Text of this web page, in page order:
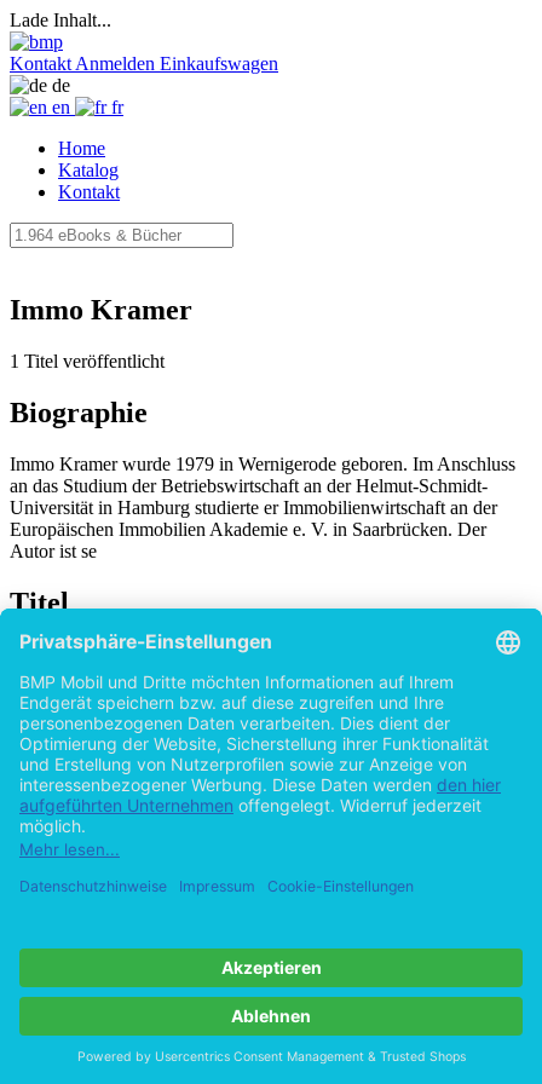
Lade Inhalt...
Kontakt Anmelden Einkaufswagen
de
en
fr
Home
Katalog
Kontakt
Immo Kramer
1 Titel veröffentlicht
Biographie
Immo Kramer wurde 1979 in Wernigerode geboren. Im Anschluss
an das Studium der Betriebswirtschaft an der Helmut-Schmidt-
Universität in Hamburg studierte er Immobilienwirtschaft an der
Europäischen Immobilien Akademie e. V. in Saarbrücken. Der
Autor ist se
Titel
Gutachtenerstellung für Gewerbeimmobilien als
Vorbereitung für den sicheren Erwerb
vonImmo Kramer (Autor:in) 2015
©2011 Diplomarbeit 71 Seiten
Hilfe/FAQ
Impressum
Datenschutz
Copyright ©Imprint in der Bedey & Thoms Media GmbH powered
Cookie-Einstellungen